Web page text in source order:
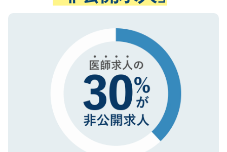
ご登録いただいた個人情報は、SSL（デー
で、機密保持に関してもご安心ください。
ない方には、長期的なサポートが可能です
ので、まずはご登録ください。